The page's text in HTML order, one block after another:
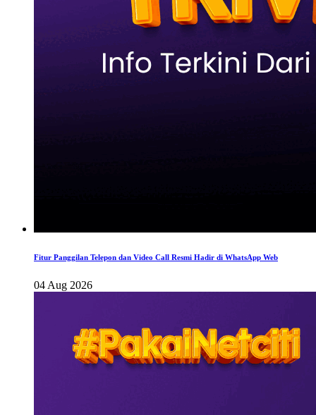
Fitur Panggilan Telepon dan Video Call Resmi Hadir di WhatsApp Web
04 Aug 2026